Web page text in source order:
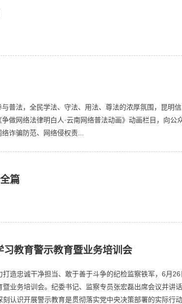
普法，全民学法、守法、用法、尊法的浓厚氛围，昆明
做网络法律明白人·云南网络普法动画》动画栏目，向公
诈骗防范、网络侵权责...
篇
教育警示教育暨业务培训会
造忠诚干净担当、敢于善于斗争的纪检监察铁军，6月
业务培训会。纪委书记、监察专员张宏磊出席会议并讲
认识开展警示教育是贯彻落实党中央决策部署的实际行